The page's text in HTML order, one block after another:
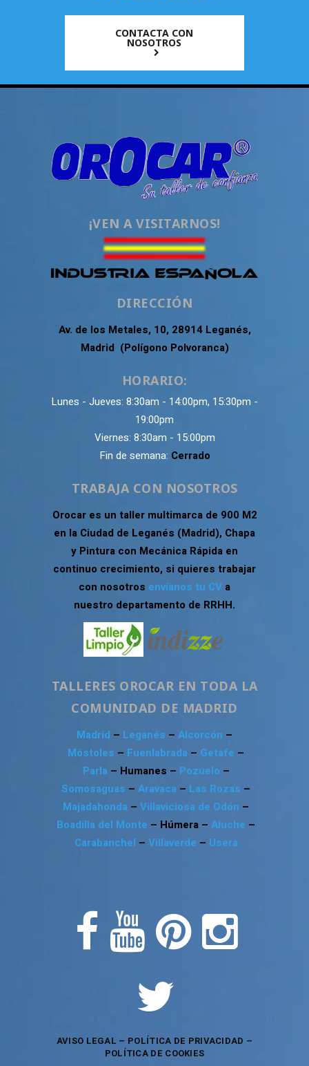
CONTACTA CON
NOSOTROS
¡VEN A VISITARNOS!
DIRECCIÓN
Av. de los Metales, 10, 28914 Leganés,
Madrid (Polígono Polvoranca)
HORARIO:
Lunes - Jueves: 8:30am - 14:00pm, 15:30pm -
19:00pm
Viernes: 8:30am - 15:00pm
Fin de semana: Cerrado
TRABAJA CON NOSOTROS
Orocar es un taller multimarca de 900 M2
en la Ciudad de Leganés (Madrid), Chapa
y Pintura con Mecánica Rápida en
continuo crecimiento, si quieres trabajar
con nosotros envíanos tu CV a
nuestro departamento de RRHH.
TALLERES OROCAR EN TODA LA
COMUNIDAD DE MADRID
Madrid – Leganés – Alcorcón –
Móstoles – Fuenlabrada – Getafe –
Parla – Humanes – Pozuelo –
Somosaguas – Aravaca – Las Rozas –
Majadahonda – Villaviciosa de Odón –
Boadilla del Monte – Húmera – Aluche –
Carabanchel – Villaverde – Usera
AVISO LEGAL – POLÍTICA DE PRIVACIDAD –
POLÍTICA DE COOKIES